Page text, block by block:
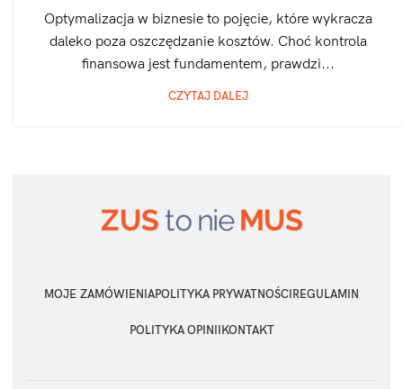
Optymalizacja w biznesie to pojęcie, które wykracza
daleko poza oszczędzanie kosztów. Choć kontrola
finansowa jest fundamentem, prawdzi...
CZYTAJ DALEJ
MOJE ZAMÓWIENIAPOLITYKA PRYWATNOŚCI REGULAMIN
POLITYKA OPINII KONTAKT